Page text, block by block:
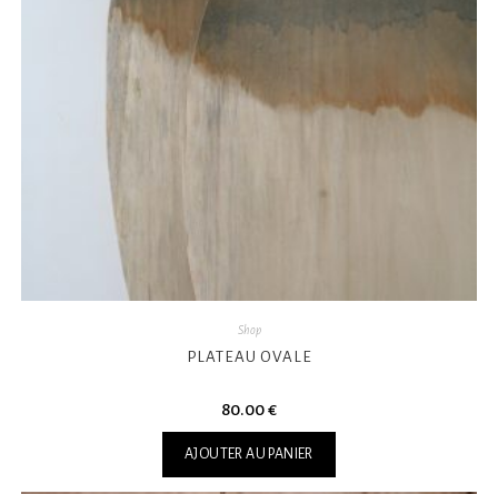
Shop
PLATEAU OVALE
80.00€
AJOUTER AU PANIER